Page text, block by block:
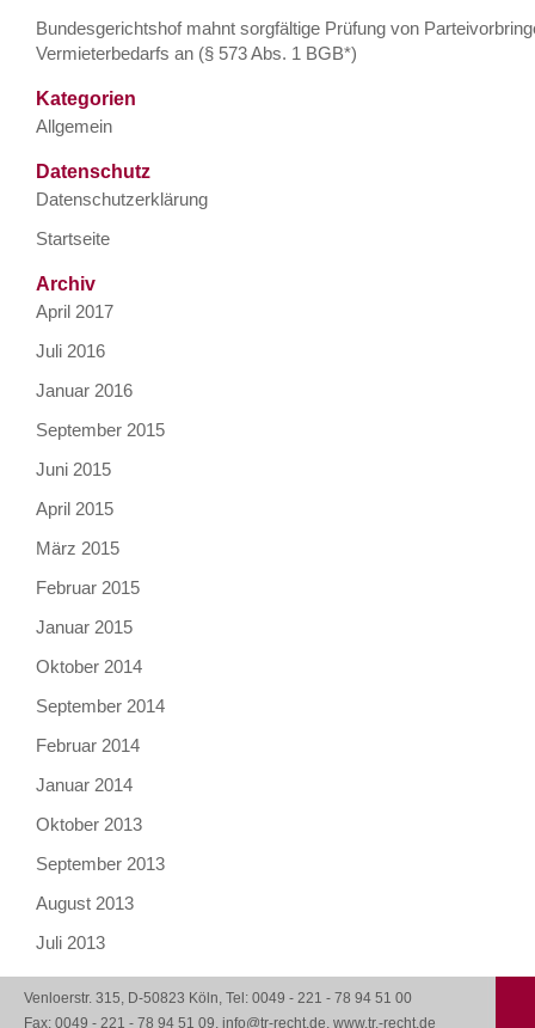
Bundesgerichtshof mahnt sorgfältige Prüfung von
Vermieterbedarfs an (§ 573 Abs. 1 BGB*)
Kategorien
Allgemein
Datenschutz
Datenschutzerklärung
Startseite
Archiv
April 2017
Juli 2016
Januar 2016
September 2015
Juni 2015
April 2015
März 2015
Februar 2015
Januar 2015
Oktober 2014
September 2014
Februar 2014
Januar 2014
Oktober 2013
September 2013
August 2013
Juli 2013
Venloerstr. 315, D-50823 Köln, Tel: 0049 - 221 - 78 94 51 00
Fax: 0049 - 221 - 78 94 51 09, info@tr-recht.de, www.tr.-recht.de